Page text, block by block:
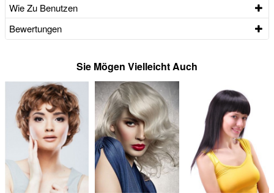
Wie Zu Benutzen
Bewertungen
Sie Mögen Vielleicht Auch